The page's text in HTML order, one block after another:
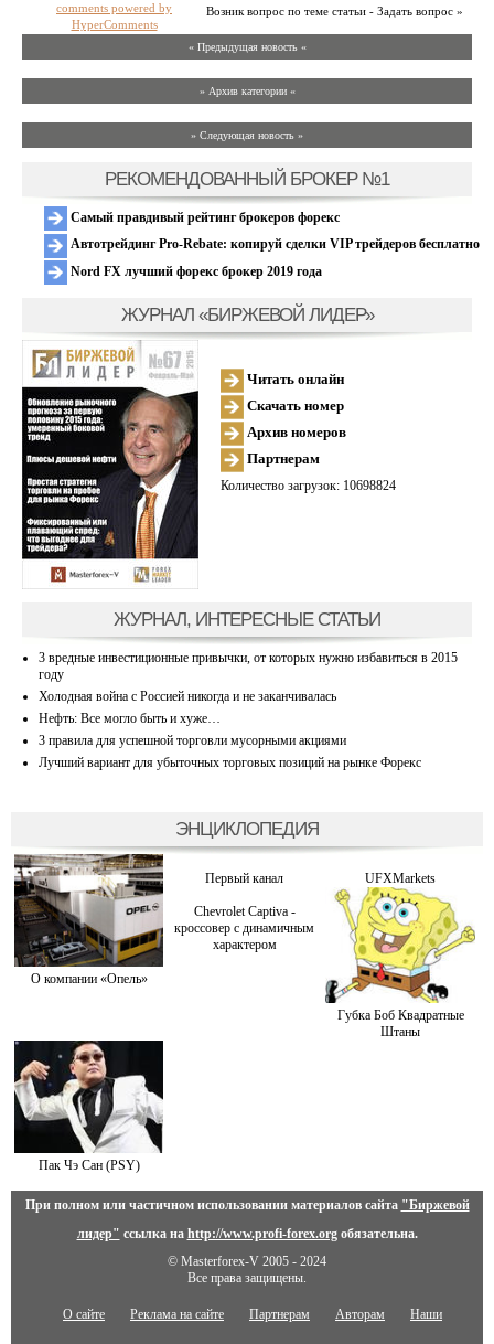
Возник вопрос по теме статьи - Задать вопрос »
comments powered by
HyperComments
« Предыдущая новость «
» Архив категории «
» Следующая новость »
РЕКОМЕНДОВАННЫЙ БРОКЕР №1
Самый правдивый рейтинг брокеров форекс
Автотрейдинг Pro-Rebate: копируй сделки VIP трейдеров бесплатно
Nord FX лучший форекс брокер 2019 года
ЖУРНАЛ «БИРЖЕВОЙ ЛИДЕР»
Читать онлайн
Скачать номер
Архив номеров
Партнерам
Количество загрузок: 10698824
ЖУРНАЛ, ИНТЕРЕСНЫЕ СТАТЬИ
3 вредные инвестиционные привычки, от которых нужно избавиться в 2015
году
Холодная война с Россией никогда и не заканчивалась
Нефть: Все могло быть и хуже…
3 правила для успешной торговли мусорными акциями
Лучший вариант для убыточных торговых позиций на рынке Форекс
ЭНЦИКЛОПЕДИЯ
О компании «Опель»
Первый канал UFXMarkets
Chevrolet Captiva -
кроссовер с динамичным
характером
Губка Боб Квадратные
Штаны
Пак Чэ Сан (PSY)
При полном или частичном использовании материалов сайта "Биржевой
лидер" ссылка на http://www.profi-forex.orgобязательна.
© Masterforex-V 2005 - 2024
Все права защищены.
О сайте Реклама на сайте Партнерам Авторам Наши